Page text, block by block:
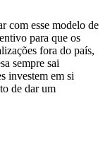
com esse modelo de
para que os
fora do país,
sempre sai
investem em si
de dar um